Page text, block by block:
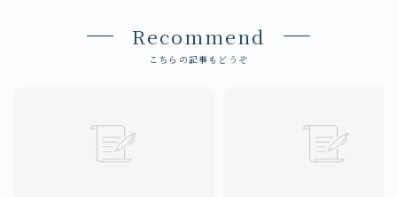
Recommend
こちらの記事もどうぞ